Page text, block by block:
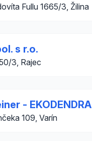
Fullu 1665/3, Žilina
s r.o.
3, Rajec
- EKODENDRA
109, Varín